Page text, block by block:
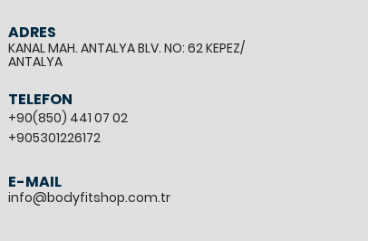
ADRES
KANAL MAH. ANTALYA BLV. NO: 62 KEPEZ/
ANTALYA
TELEFON
+90(850) 441 07 02
+905301226172
E-MAIL
info@bodyfitshop.com.tr